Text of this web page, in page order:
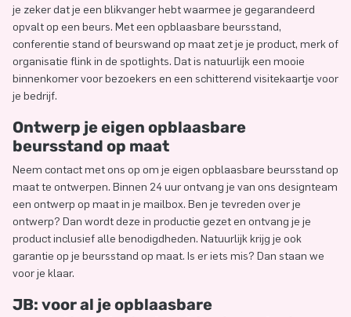
je zeker dat je een blikvanger hebt waarmee je gegarandeerd
opvalt op een beurs. Met een opblaasbare beursstand,
conferentie stand of beurswand op maat zet je je product, merk of
organisatie flink in de spotlights. Dat is natuurlijk een mooie
binnenkomer voor bezoekers en een schitterend visitekaartje voor
je bedrijf.
Ontwerp je eigen opblaasbare
beursstand op maat
Neem contact met ons op om je eigen opblaasbare beursstand op
maat te ontwerpen. Binnen 24 uur ontvang je van ons designteam
een ontwerp op maat in je mailbox. Ben je tevreden over je
ontwerp? Dan wordt deze in productie gezet en ontvang je je
product inclusief alle benodigdheden. Natuurlijk krijg je ook
garantie op je beursstand op maat. Is er iets mis? Dan staan we
voor je klaar.
JB: voor al je opblaasbare